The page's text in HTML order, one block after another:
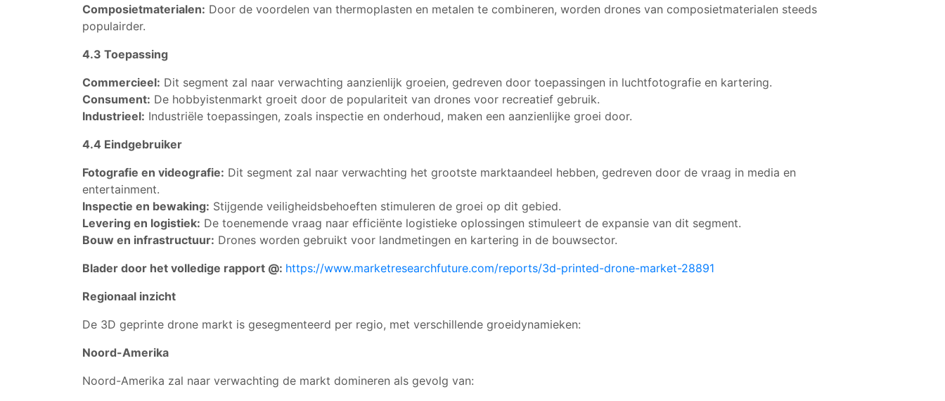
Composietmaterialen: Door de voordelen van thermoplasten en metalen te combineren, worden drones van composietmaterialen steeds
populairder.
4.3 Toepassing
Commercieel: Dit segment zal naar verwachting aanzienlijk groeien, gedreven door toepassingen in luchtfotografie en kartering.
Consument: De hobbyistenmarkt groeit door de populariteit van drones voor recreatief gebruik.
Industrieel: Industriële toepassingen, zoals inspectie en onderhoud, maken een aanzienlijke groei door.
4.4 Eindgebruiker
Fotografie en videografie: Dit segment zal naar verwachting het grootste marktaandeel hebben, gedreven door de vraag in media en
entertainment.
Inspectie en bewaking: Stijgende veiligheidsbehoeften stimuleren de groei op dit gebied.
Levering en logistiek: De toenemende vraag naar efficiënte logistieke oplossingen stimuleert de expansie van dit segment.
Bouw en infrastructuur: Drones worden gebruikt voor landmetingen en kartering in de bouwsector.
Blader door het volledige rapport @: https://www.marketresearchfuture.com/reports/3d-printed-drone-market-28891
Regionaal inzicht
De 3D geprinte drone markt is gesegmenteerd per regio, met verschillende groeidynamieken:
Noord-Amerika
Noord-Amerika zal naar verwachting de markt domineren als gevolg van: